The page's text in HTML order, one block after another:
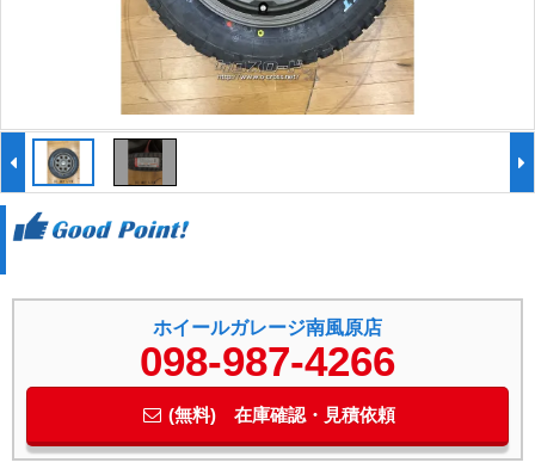
ホイールガレージ南風原店
098-987-4266
(無料) 在庫確認・見積依頼